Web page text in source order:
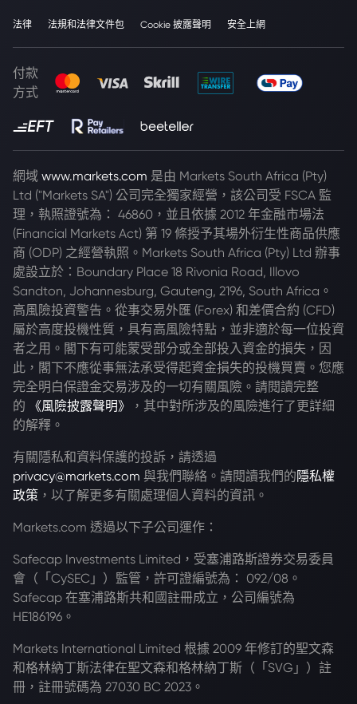
法律 法規和法律文件包 Cookie 披露聲明 安全上網
付款
方式
網域 www.markets.com 是由 Markets South Africa (Pty)
Ltd ("Markets SA") 公司完全獨家經營，該公司受 FSCA 監
理，執照證號為： 46860，並且依據 2012 年金融市場法
(Financial Markets Act) 第 19 條授予其場外衍生性商品供應
商 (ODP) 之經營執照。Markets South Africa (Pty) Ltd 辦事
處設立於：Boundary Place 18 Rivonia Road, Illovo
Sandton, Johannesburg, Gauteng, 2196, South Africa。
高風險投資警告。從事交易外匯 (Forex) 和差價合約 (CFD)
屬於高度投機性質，具有高風險特點，並非適於每一位投資
者之用。閣下有可能蒙受部分或全部投入資金的損失，因
此，閣下不應從事無法承受得起資金損失的投機買賣。您應
完全明白保證金交易涉及的一切有關風險。請閱讀完整
的
《風險披露聲明》
，其中對所涉及的風險進行了更詳細
的解釋。
有關隱私和資料保護的投訴，請透過
privacy@markets.com 與我們聯絡。請閱讀我們的 隱私權
政策 ，以了解更多有關處理個人資料的資訊。
Markets.com 透過以下子公司運作：
Safecap Investments Limited，受塞浦路斯證券交易委員
會（「CySEC」）監管，許可證編號為： 092/08。
Safecap 在塞浦路斯共和國註冊成立，公司編號為
HE186196。
Markets International Limited 根據 2009 年修訂的聖文森
和格林納丁斯法律在聖文森和格林納丁斯（「SVG」）註
冊，註冊號碼為 27030 BC 2023。